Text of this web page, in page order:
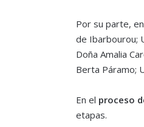
Por su parte,
de Ibarbourou;
Doña Amalia
Berta Páramo;
En el proceso
etapas.